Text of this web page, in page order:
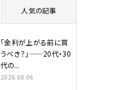
人気の記事
「金利が上がる前に買
うべき？」——20代・30
代の...
2026.08.06